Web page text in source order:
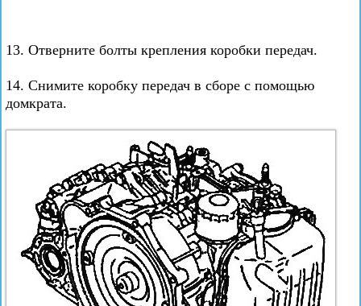
13. Отверните болты крепления коробки передач.
14. Снимите коробку передач в сборе с помощью
домкрата.